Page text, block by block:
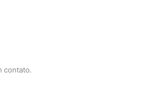
contato.